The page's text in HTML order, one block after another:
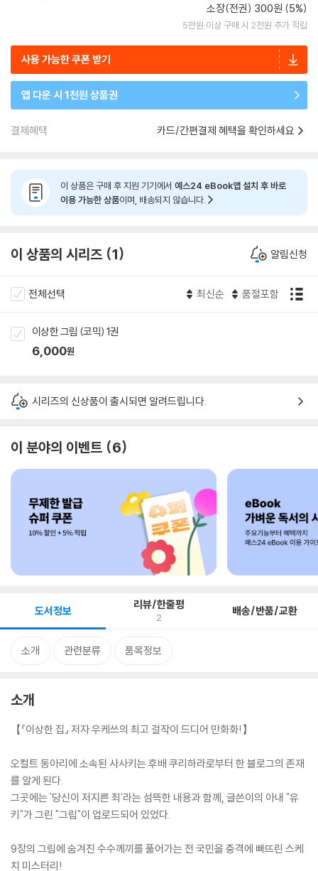
소장(전권) 300원 (5%)
5만원 이상 구매 시 2천원 추가 적립
사용 가능한 쿠폰 받기
앱 다운 시 1천원 상품권
결제혜택 카드/간편결제 혜택을 확인하세요
이 상품은 구매 후 지원 기기에서 예스24 eBook앱 설치 후 바로
이용 가능한 상품이며, 배송되지 않습니다.
이 상품의 시리즈 1 알림신청
전체선택 최신순 품절포함
이상한 그림 (코믹) 1권
6,000원
시리즈의 신상품이 출시되면 알려드립니다.
이 분야의 이벤트 6
도서정보 리뷰/한줄평
2 배송/반품/교환
소개 관련분류 품목정보
소개
【『이상한 집』 저자 우케쓰의 최고 걸작이 드디어 만화화!】
오컬트 동아리에 소속된 사사키는 후배 쿠리하라로부터 한 블로그의 존재
를 알게 된다.
그곳에는 '당신이 저지른 죄'라는 섬뜩한 내용과 함께, 글쓴이의 아내 "유
키"가 그린 "그림"이 업로드되어 있었다.
9장의 그림에 숨겨진 수수께끼를 풀어가는 전 국민을 충격에 빠뜨린 스케
치 미스터리!